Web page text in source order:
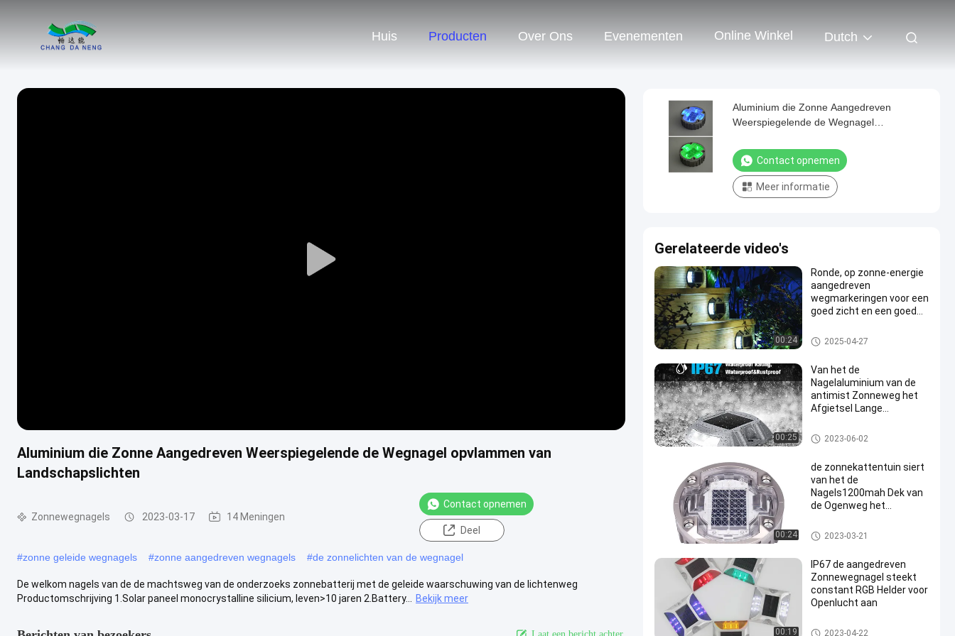
Huis Producten Over Ons Evenementen Online Winkel Dutch
Play
Aluminium die Zonne Aangedreven Weerspiegelende de Wegnagel opvlammen van
Landschapslichten
Zonnewegnagels 2023-03-17 14 Meningen
Contact opnemen
Deel
#zonne geleide wegnagels #zonne aangedreven wegnagels #de zonnelichten van de wegnagel
De welkom nagels van de de machtsweg van de onderzoeks zonnebatterij met de geleide waarschuwing van de lichtenweg
Productomschrijving 1.Solar paneel monocrystalline silicium, leven>10 jaren 2.Battery...
Bekijk meer
Laat een bericht achter.
Aluminium die Zonne Aangedreven
Weerspiegelende de Wegnagel
Contact opnemen
Meer informatie
Gerelateerde video's
00:24
Ronde, op zonne-energie
aangedreven
wegmarkeringen voor een
goed zicht en een goed
Zonnewegnagels
2025-04-27
00:25
Van het de
Nagelaluminium van de
antimist Zonneweg het
Afgietsel Lange
weg
Zonnewegnagels
2023-06-02
00:24
de zonnekattentuin siert
van het de
Nagels1200mah Dek van
de Ogenweg het
Openlucht
Zonnewegnagels
2023-03-21
00:19
IP67 de aangedreven
Zonnewegnagel steekt
constant RGB Helder voor
Openlucht aan
Zonnewegnagels
2023-04-22